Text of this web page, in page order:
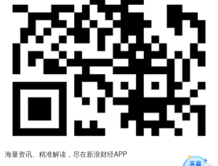
海量资讯、精准解读，尽在新浪财经APP